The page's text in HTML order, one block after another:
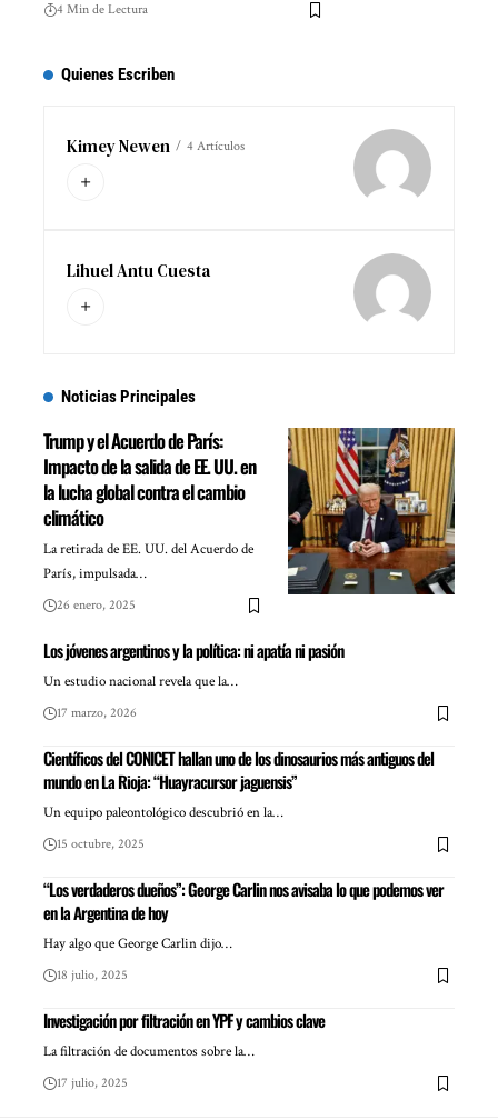
4 Min de Lectura
Quienes Escriben
Kimey Newen 4 Artículos
Lihuel Antu Cuesta
Noticias Principales
Trump y el Acuerdo de París:
Impacto de la salida de EE. UU. en
la lucha global contra el cambio
climático
La retirada de EE. UU. del Acuerdo de
París, impulsada…
26 enero, 2025
Los jóvenes argentinos y la política: ni apatía ni pasión
Un estudio nacional revela que la…
17 marzo, 2026
Científicos del CONICET hallan uno de los dinosaurios más antiguos del
mundo en La Rioja: “Huayracursor jaguensis”
Un equipo paleontológico descubrió en la…
15 octubre, 2025
“Los verdaderos dueños”: George Carlin nos avisaba lo que podemos ver
en la Argentina de hoy
Hay algo que George Carlin dijo…
18 julio, 2025
Investigación por filtración en YPF y cambios clave
La filtración de documentos sobre la…
17 julio, 2025